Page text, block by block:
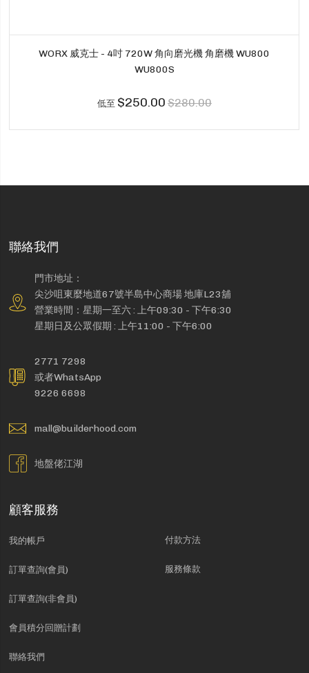
WORX 威克士 - 4吋 720W 角向磨光機 角磨機 WU800
WU800S
低至 $250.00 $280.00
聯絡我們
門市地址：
尖沙咀東麼地道67號半島中心商場 地庫L23舖
營業時間：星期一至六 : 上午09:30 - 下午6:30
星期日及公眾假期 : 上午11:00 - 下午6:00
2771 7298
或者WhatsApp
9226 6698
mall@builderhood.com
地盤佬江湖
顧客服務
我的帳戶
訂單查詢(會員)
訂單查詢(非會員)
會員積分回贈計劃
聯絡我們
付款方法
服務條款